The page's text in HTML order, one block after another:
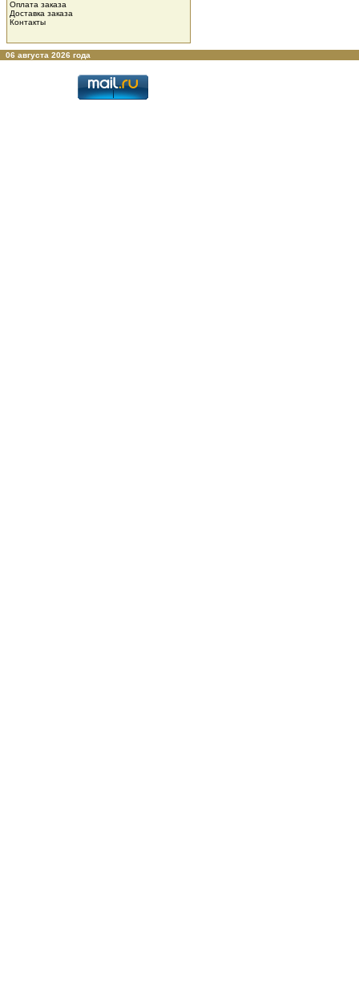
Оплата заказа
Доставка заказа
Контакты
06 августа 2026 года